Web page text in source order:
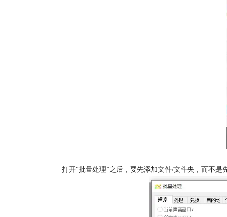
打开“批量处理”之后，要先添加文件/文件夹，而不是